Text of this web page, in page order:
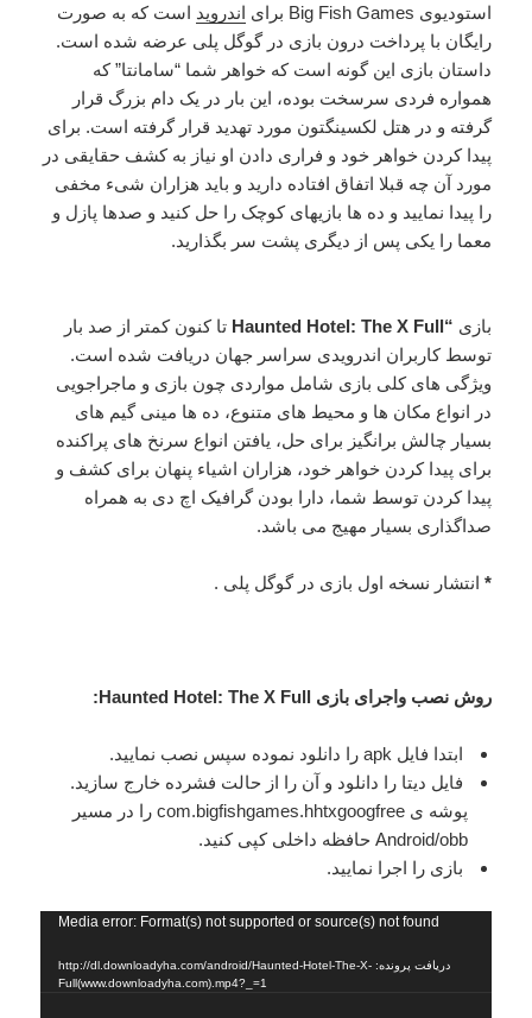
استودیوی Big Fish Games برای
اندروید است که به صورت
رایگان با پرداخت درون بازی در گوگل پلی عرضه شده است.
داستان بازی این گونه است که خواهر شما “سامانتا” که
همواره فردی سرسخت بوده، این بار در یک دام بزرگ قرار
گرفته و در هتل لکسینگتون مورد تهدید قرار گرفته است. برای
پیدا کردن خواهر خود و فراری دادن او نیاز به کشف حقایقی در
مورد آن چه قبلا اتفاق افتاده دارید و باید هزاران شیء مخفی
را پیدا نمایید و ده ها بازیهای کوچک را حل کنید و صدها پازل و
معما را یکی پس از دیگری پشت سر بگذارید.
بازی “
Haunted Hotel: The X Full تا کنون کمتر از صد بار
توسط کاربران اندرویدی سراسر جهان دریافت شده است.
ویژگی های کلی بازی شامل مواردی چون بازی و ماجراجویی
در انواع مکان ها و محیط های متنوع، ده ها مینی گیم های
بسیار چالش برانگیز برای حل، یافتن انواع سرنخ های پراکنده
برای پیدا کردن خواهر خود، هزاران اشیاء پنهان برای کشف و
پیدا کردن توسط شما، دارا بودن گرافیک اچ دی به همراه
صداگذاری بسیار مهیج می باشد.
* انتشار نسخه اول بازی در گوگل پلی .
روش نصب واجرای بازی Haunted Hotel: The X Full:
ابتدا فایل apk را دانلود نموده سپس نصب نمایید.
فایل دیتا را دانلود و آن را از حالت فشرده خارج سازید.
پوشه ی com.bigfishgames.hhtxgoogfree را در مسیر
Android/obb حافظه داخلی کپی کنید.
بازی را اجرا نمایید.
نمایشگرMedia error: Format(s) not supported or source(s) not found
دریافت پرونده: http://dl.downloadyha.com/android/Haunted-Hotel-The-X-
Full(www.downloadyha.com).mp4?_=1